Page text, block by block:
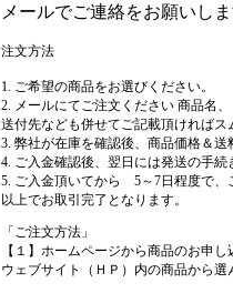
メールでご連絡をお願いし
注文方法
1. ご希望の商品をお選びください。
2. メールにてご注文ください 商品名
送付先なども併せてご記載頂ければ
3. 弊社が在庫を確認後、商品価格＆
4. ご入金確認後、翌日には発送の手
5. ご入金頂いてから 5～7日程度で、
以上でお取引完了となります。
「ご注文方法」
【１】ホームページから商品のお申し
ウェブサイト（ＨＰ）内の商品から